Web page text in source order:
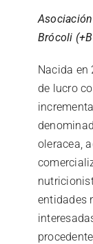
Brócoli
Nacida en
de lucro
oleracea,
entidades